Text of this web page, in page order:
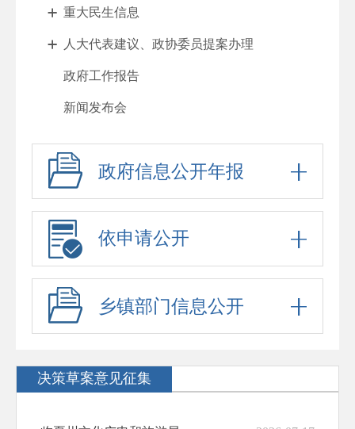
重大民生信息
人大代表建议、政协委员提案办理
政府工作报告
新闻发布会
人事信息
行政许可
行政处罚
回应关切
政府信息公开标准目录
防范化解重大风险
稳岗就业
政府信息公开年报
依申请公开
乡镇部门信息公开
决策草案意见征集